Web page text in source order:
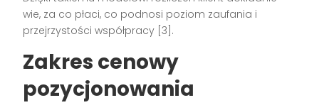
wie, za co płaci, co podnosi poziom zaufania i
przejrzystości współpracy [3].
Zakres cenowy
pozycjonowania